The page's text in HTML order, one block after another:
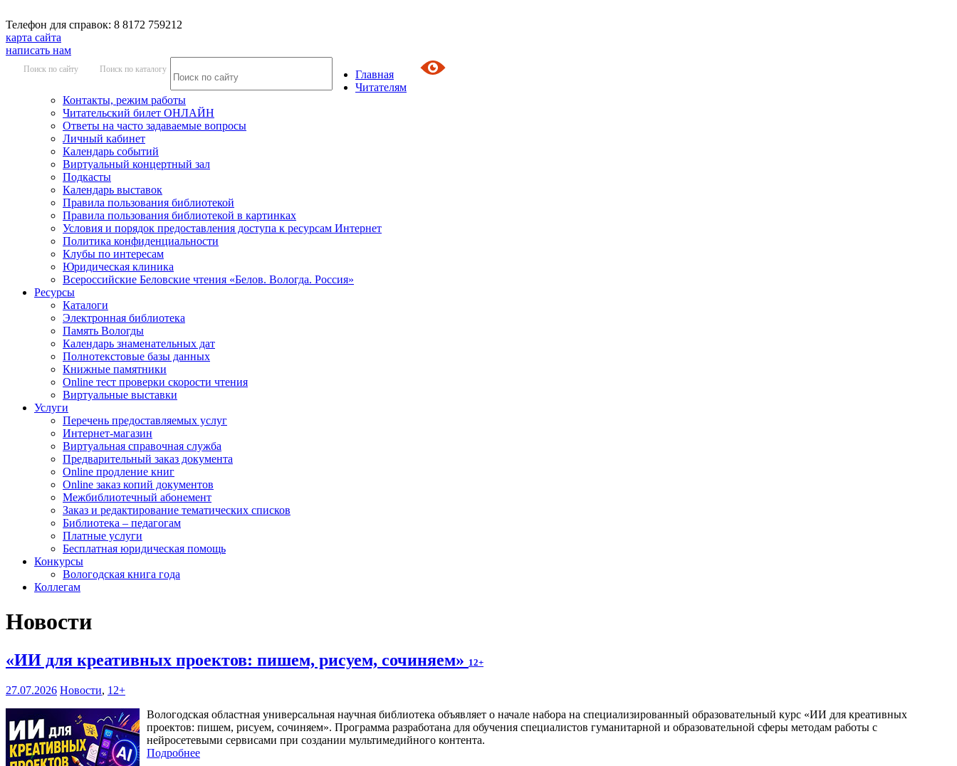
Телефон для справок: 8 8172 759212
карта сайта
написать нам
Поиск по сайту Поиск по каталогу
Главная
Читателям
Контакты, режим работы
Читательский билет ОНЛАЙН
Ответы на часто задаваемые вопросы
Личный кабинет
Календарь событий
Виртуальный концертный зал
Подкасты
Календарь выставок
Правила пользования библиотекой
Правила пользования библиотекой в картинках
Условия и порядок предоставления доступа к ресурсам Интернет
Политика конфиденциальности
Клубы по интересам
Юридическая клиника
Всероссийские Беловские чтения «Белов. Вологда. Россия»
Ресурсы
Каталоги
Электронная библиотека
Память Вологды
Календарь знаменательных дат
Полнотекстовые базы данных
Книжные памятники
Online тест проверки скорости чтения
Виртуальные выставки
Услуги
Перечень предоставляемых услуг
Интернет-магазин
Виртуальная справочная служба
Предварительный заказ документа
Online продление книг
Online заказ копий документов
Межбиблиотечный абонемент
Заказ и редактирование тематических списков
Библиотека – педагогам
Платные услуги
Бесплатная юридическая помощь
Конкурсы
Вологодская книга года
Коллегам
Новости
«ИИ для креативных проектов: пишем, рисуем, сочиняем» 12+
27.07.2026 Новости, 12+
Вологодская областная универсальная научная библиотека объявляет о начале набора на специализированный образовательный курс «ИИ для креативных
проектов: пишем, рисуем, сочиняем». Программа разработана для обучения специалистов гуманитарной и образовательной сферы методам работы с
нейросетевыми сервисами при создании мультимедийного контента.
Подробнее